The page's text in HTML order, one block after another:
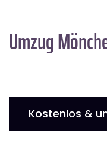
Umzug
Kostenlos &